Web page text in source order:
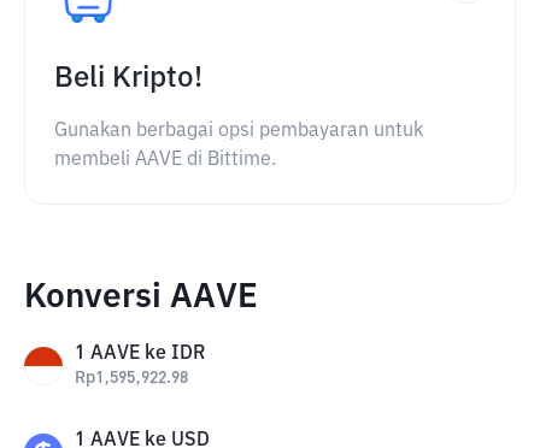
Beli Kripto!
Gunakan berbagai opsi pembayaran untuk
membeli AAVE di Bittime.
Konversi AAVE
1 AAVE ke IDR
Rp1,595,922.98
1 AAVE ke USD